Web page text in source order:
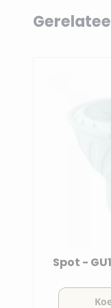
Navigating
Press to skip
Spot -